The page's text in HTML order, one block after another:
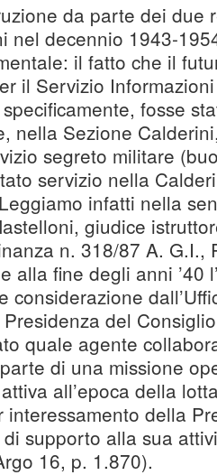
da parte dei due
nel decennio 1943-
il fatto che il
il Servizio
fosse
nella Sezione
segreto militare
servizio nella
infatti nella
giudice
n. 318/87 A. G.I.,
alla fine degli anni ’40
considerazione
del
quale agente
di una missione
all’epoca della
della
di supporto alla sua
16, p. 1.870).